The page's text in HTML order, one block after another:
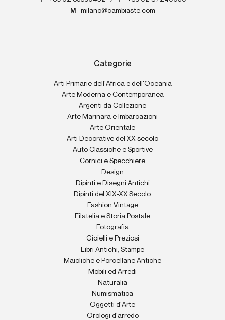
M
milano@cambiaste.com
Categorie
Arti Primarie dell'Africa e dell'Oceania
Arte Moderna e Contemporanea
Argenti da Collezione
Arte Marinara e Imbarcazioni
Arte Orientale
Arti Decorative del XX secolo
Auto Classiche e Sportive
Cornici e Specchiere
Design
Dipinti e Disegni Antichi
Dipinti del XIX-XX Secolo
Fashion Vintage
Filatelia e Storia Postale
Fotografia
Gioielli e Preziosi
Libri Antichi, Stampe
Maioliche e Porcellane Antiche
Mobili ed Arredi
Naturalia
Numismatica
Oggetti d'Arte
Orologi d'arredo